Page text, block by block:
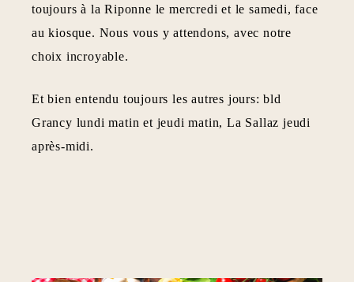
toujours à la Riponne le mercredi et le samedi, face
au kiosque. Nous vous y attendons, avec notre
choix incroyable.
Et bien entendu toujours les autres jours: bld
Grancy lundi matin et jeudi matin, La Sallaz jeudi
après-midi.